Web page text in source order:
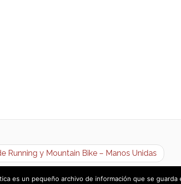
Running y Mountain Bike – Manos Unidas
es un pequeño archivo de información que se